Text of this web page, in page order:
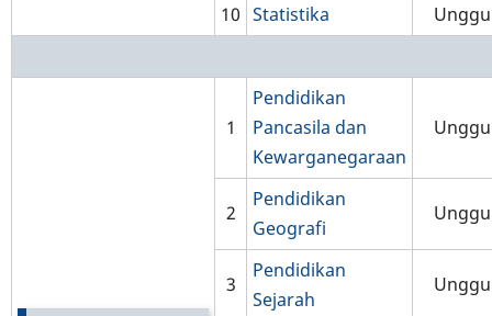
10 Statistika
1
Pendidikan
Pancasila dan
Kewarganegaraan
2
Pendidikan
Geografi
3
Pendidikan
Sejarah